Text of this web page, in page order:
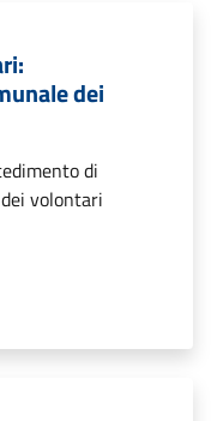
dei
di
volontari